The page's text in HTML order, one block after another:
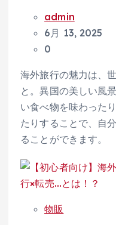
admin
6月 13, 2025
0
海外旅行の魅力は、
と。異国の美しい風
い食べ物を味わった
たりすることで、自
ることができます。
物販